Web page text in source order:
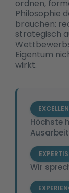
ordnen,
Philosophie
brauchen:
strategisch
Eigentum
wirkt.
Höchste
Wir